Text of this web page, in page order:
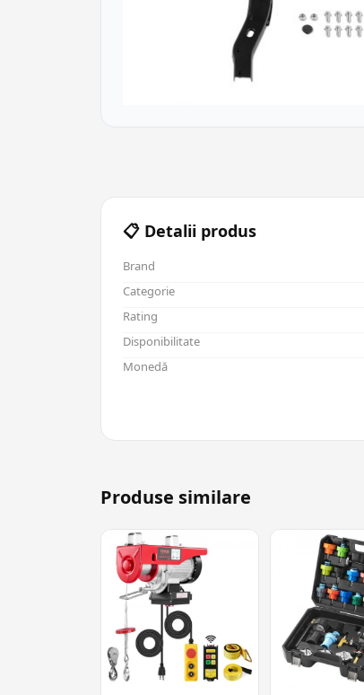
📋 Detalii produs
Brand
Categorie
Rating
Disponibilitate
Monedă
Produse similare